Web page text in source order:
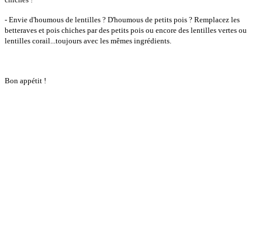
- Envie d'houmous de lentilles ? D'houmous de petits pois ? Remplacez les
betteraves et pois chiches par des petits pois ou encore des lentilles vertes ou
lentilles corail...toujours avec les mêmes ingrédients.
Bon appétit !